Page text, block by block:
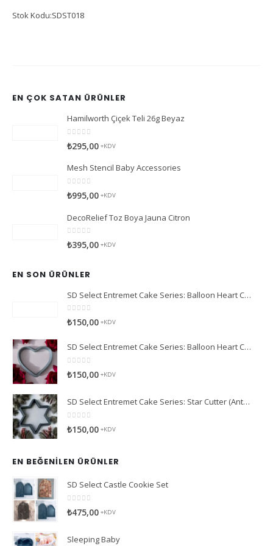
Stok Kodu:SDST018
EN ÇOK SATAN ÜRÜNLER
Hamilworth Çiçek Teli 26g Beyaz
0
₺295,00 +KDV
Mesh Stencil Baby Accessories
0
₺995,00 +KDV
DecoRelief Toz Boya Jauna Citron
05 üzerinden
₺395,00 +KDV
EN SON ÜRÜNLER
SD Select Entremet Cake Series: Balloon Heart Cutter Small Cutter (Antreme Pasta Serisi: Balon Kalp Kesici)
0 5 üzerinden
₺150,00 +KDV
SD Select Entremet Cake Series: Balloon Heart Cutter Cutter (Antreme Pasta Serisi: Balon Kalp Kesici)
0
₺150,00 +KDV
SD Select Entremet Cake Series: Star Cutter (Antreme Pasta Serisi: Yıldız Kesici)
0
₺150,00 +KDV
EN BEĞENILEN ÜRÜNLER
SD Select Castle Cookie Set
0
₺475,00 +KDV
Sleeping Baby